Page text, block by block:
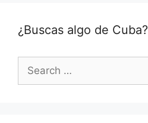
¿Buscas algo de Cuba?
Search
for: